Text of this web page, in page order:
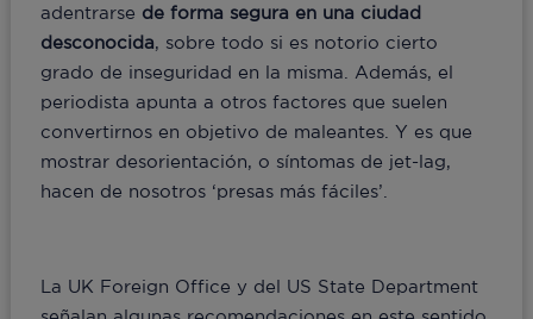
adentrarse de forma segura en una ciudad
desconocida, sobre todo si es notorio cierto
grado de inseguridad en la misma. Además, el
periodista apunta a otros factores que suelen
convertirnos en objetivo de maleantes. Y es que
mostrar desorientación, o síntomas de jet-lag,
hacen de nosotros ‘presas más fáciles’.
La UK Foreign Office y del US State Department